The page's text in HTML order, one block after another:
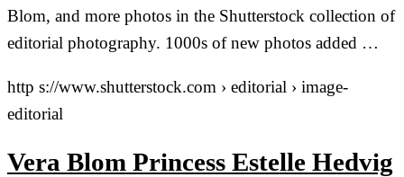
Blom, and more photos in the Shutterstock collection of
editorial photography. 1000s of new photos added …
http s://www.shutterstock.com › editorial › image-
editorial
Vera Blom Princess Estelle Hedvig